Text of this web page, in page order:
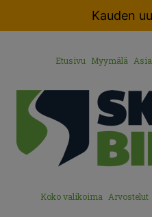
Kauden
Etusivu Myymälä
Koko valikoima Arvostelut